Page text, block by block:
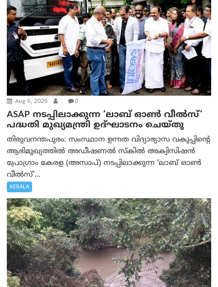
Aug 6, 2026 . 0
ASAP നടപ്പിലാക്കുന്ന ‘ലാബ് ഓൺ വീൽസ്’
പദ്ധതി മുഖ്യമന്ത്രി ഉദ്ഘാടനം ചെയ്തു
തിരുവനന്തപുരം: സംസ്ഥാന ഉന്നത വിദ്യാഭ്യാസ വകുപ്പിന്റെ
ആഭിമുഖ്യത്തിൽ അഡീഷണൽ സ്കിൽ അക്വിസിഷൻ
പ്രോഗ്രാം കേരള (അസാപ്) നടപ്പിലാക്കുന്ന ‘ലാബ് ഓൺ
വീൽസ്’...
KERALA